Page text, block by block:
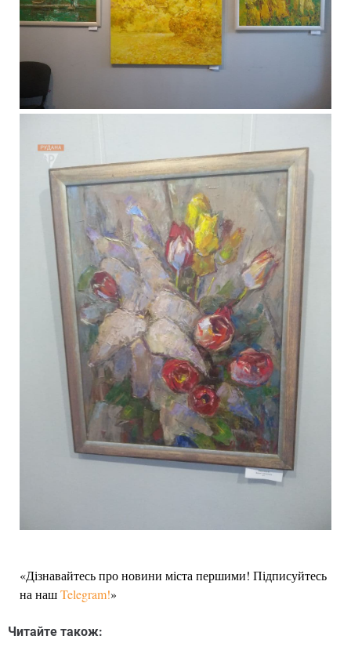
«Дізнавайтесь про новини міста першими! Підписуйтесь
на нашTelegram!»
Читайте також: